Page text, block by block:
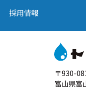
採用情報
〒930-
富山県富